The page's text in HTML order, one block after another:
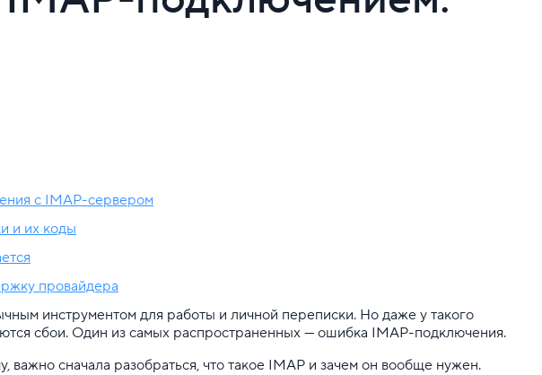
с IMAP-сервером
и их коды
провайдера
инструментом для работы и личной переписки. Но даже у такого
сбои. Один из самых распространенных — ошибка IMAP-подключения.
важно сначала разобраться, что такое IMAP и зачем он вообще нужен.